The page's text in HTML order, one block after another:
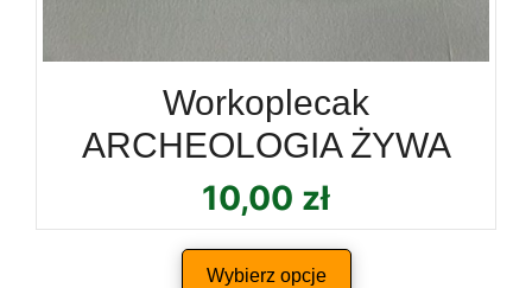
Workoplecak
ARCHEOLOGIA ŻYWA
10,00 zł
Wybierz opcje